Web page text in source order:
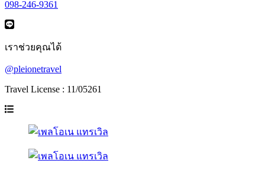
098-246-9361
เราช่วยคุณได้
@pleionetravel
Travel License : 11/05261